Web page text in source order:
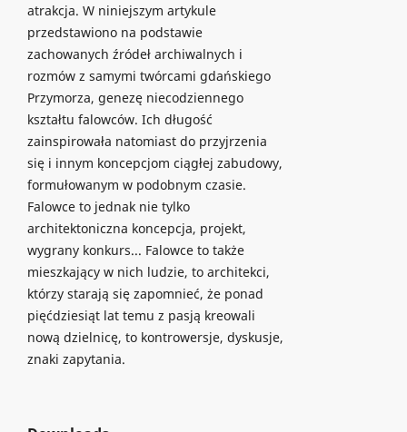
atrakcja. W niniejszym artykule
przedstawiono na podstawie
zachowanych źródeł archiwalnych i
rozmów z samymi twórcami gdańskiego
Przymorza, genezę niecodziennego
kształtu falowców. Ich długość
zainspirowała natomiast do przyjrzenia
się i innym koncepcjom ciągłej zabudowy,
formułowanym w podobnym czasie.
Falowce to jednak nie tylko
architektoniczna koncepcja, projekt,
wygrany konkurs... Falowce to także
mieszkający w nich ludzie, to architekci,
którzy starają się zapomnieć, że ponad
pięćdziesiąt lat temu z pasją kreowali
nową dzielnicę, to kontrowersje, dyskusje,
znaki zapytania.